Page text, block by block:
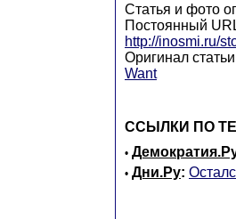
Статья и фото
Постоянный
http://inosmi.ru/
Оригинал статьи
Want
ССЫЛКИ ПО
•
• Дни.Ру: